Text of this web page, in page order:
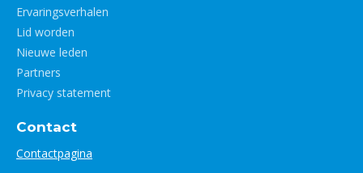
Ervaringsverhalen
Lid worden
Nieuwe leden
Partners
Privacy statement
Contact
Contactpagina